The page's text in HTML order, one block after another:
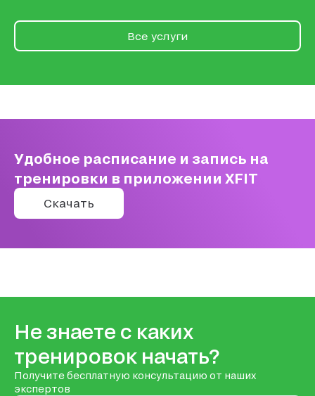
Все услуги
Удобное расписание и запись на
тренировки в приложении XFIT
Скачать
Не знаете с каких
тренировок начать?
Получите бесплатную консультацию от наших
экспертов